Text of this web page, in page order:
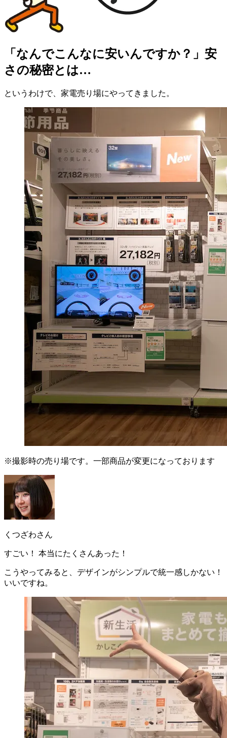
「なんでこんなに安いんですか？」安
さの秘密とは…
というわけで、家電売り場にやってきました。
※撮影時の売り場です。一部商品が変更になっております
くつざわさん
すごい！ 本当にたくさんあった！
こうやってみると、 デザインがシンプルで統一感しかない ！
いいですね。